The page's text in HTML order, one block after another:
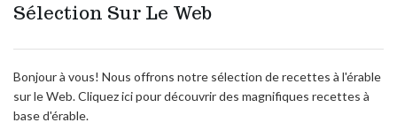
Sélection Sur Le Web
Bonjour à vous! Nous offrons notre sélection de recettes à l'érable
sur le Web. Cliquez ici pour découvrir des magnifiques recettes à
base d'érable.